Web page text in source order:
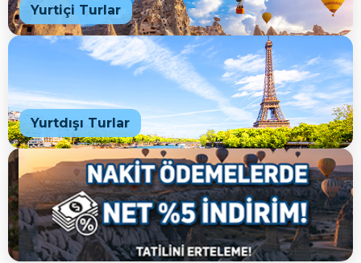
Yurtiçi Turlar
Yurtdışı Turlar